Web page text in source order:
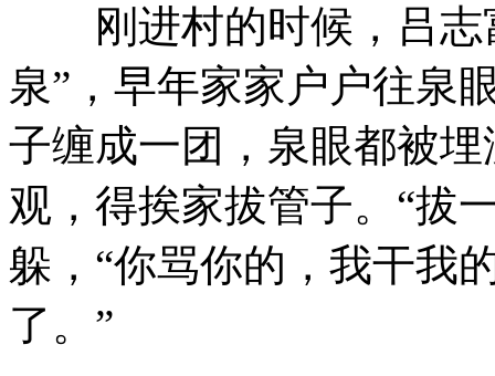
刚进村的时候，吕志
泉”，早年家家户户往泉
子缠成一团，泉眼都被
观，得挨家拔管子。“拔
躲，“你骂你的，我干我
了。”